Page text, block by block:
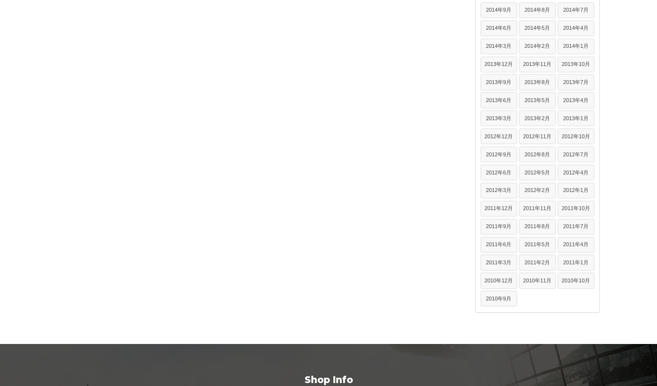
2014年9月 2014年8月 2014年7月
2014年6月 2014年5月 2014年4月
2014年3月 2014年2月 2014年1月
2013年12月 2013年11月 2013年10月
2013年9月 2013年8月 2013年7月
2013年6月 2013年5月 2013年4月
2013年3月 2013年2月 2013年1月
2012年12月 2012年11月 2012年10月
2012年9月 2012年8月 2012年7月
2012年6月 2012年5月 2012年4月
2012年3月 2012年2月 2012年1月
2011年12月 2011年11月 2011年10月
2011年9月 2011年8月 2011年7月
2011年6月 2011年5月 2011年4月
2011年3月 2011年2月 2011年1月
2010年12月 2010年11月 2010年10月
2010年9月
Shop Info